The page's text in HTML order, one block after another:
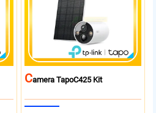
CAmera TapoC425 Kit